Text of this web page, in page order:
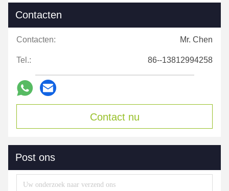
Contacten
Contacten: Mr. Chen
Tel.: 86--13812994258
Contact nu
Post ons